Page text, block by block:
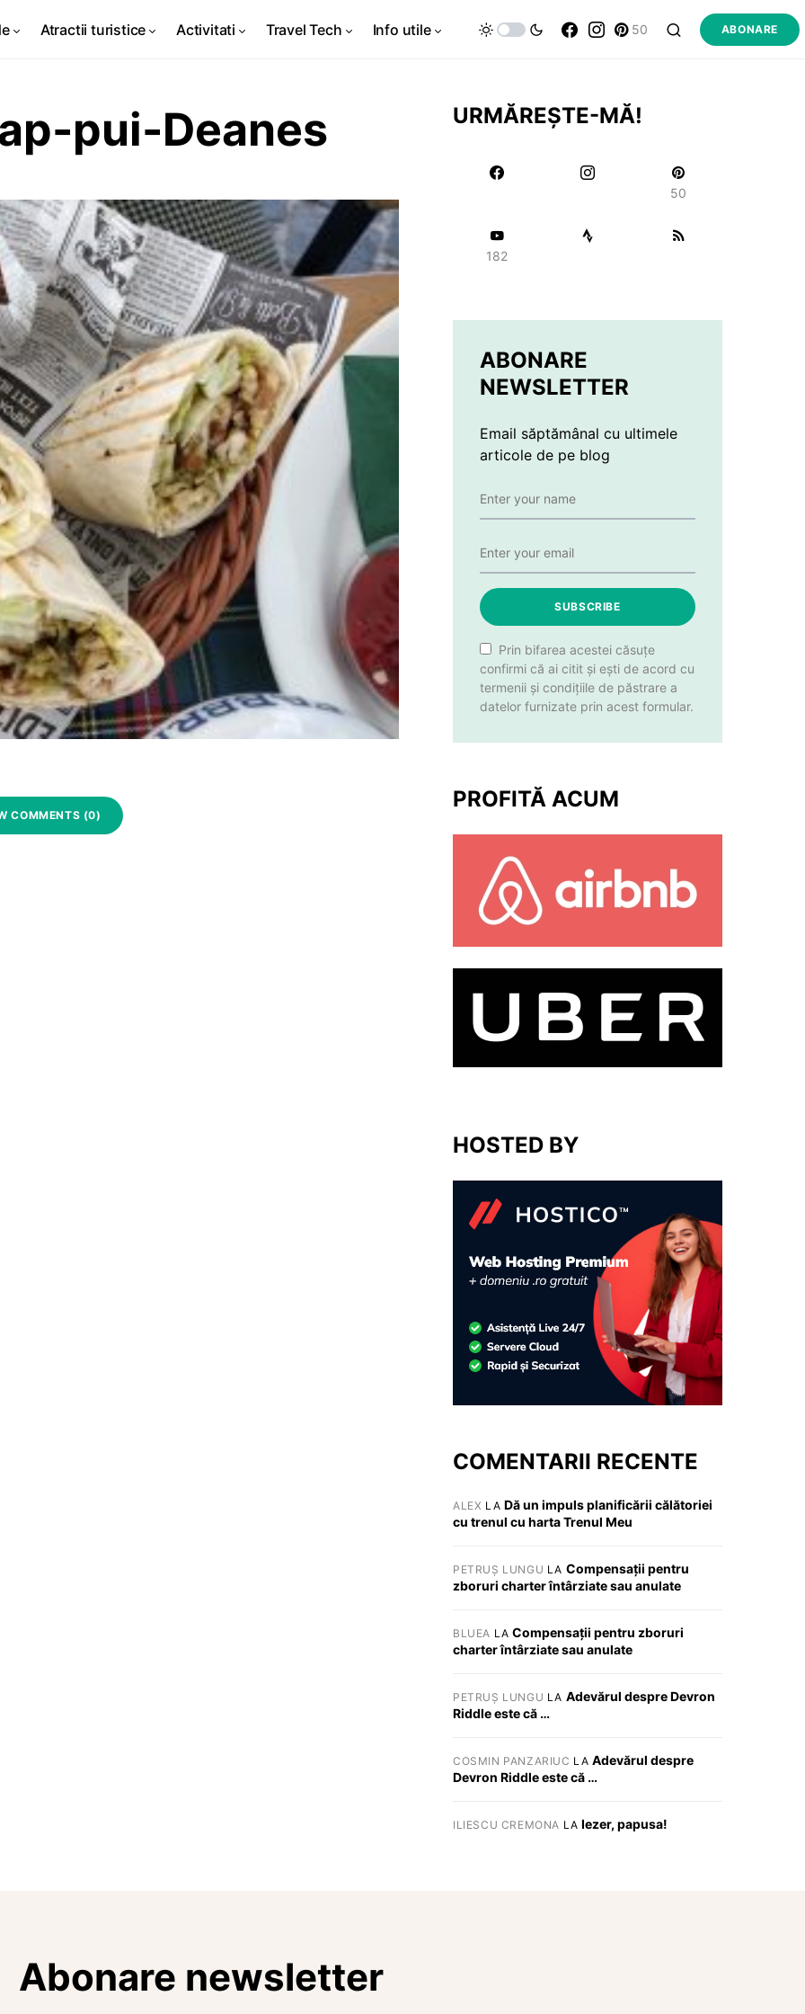
Atractii turistice Activitati Travel Tech Info utile 50 ABONARE
pui-Deanes
COMMENTS (0)
URMĂREȘTE-MĂ!
50
182
ABONARE
NEWSLETTER
Email săptămânal cu ultimele
articole de pe blog
SUBSCRIBE
Prin bifarea acestei căsuțe
confirmi că ai citit și ești de acord cu
termenii și condițiile de păstrare a
datelor furnizate prin acest formular.
PROFITĂ ACUM
HOSTED BY
COMENTARII RECENTE
ALEX LA Dă un impuls planificării călătoriei
cu trenul cu harta Trenul Meu
PETRUȘ LUNGU LA Compensații pentru
zboruri charter întârziate sau anulate
BLUEA LACompensații pentru zboruri
charter întârziate sau anulate
PETRUȘ LUNGU LA Adevărul despre Devron
Riddle este că …
COSMIN PANZARIUC LA Adevărul despre
Devron Riddle este că …
ILIESCU CREMONA LA Iezer, papusa!
Abonare newsletter